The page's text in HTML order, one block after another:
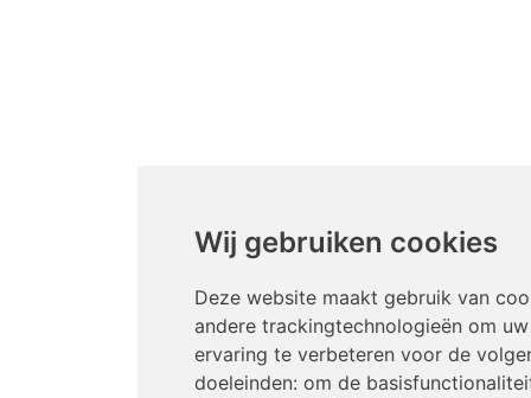
Wij gebruiken cookies
Deze website maakt gebruik van
andere trackingtechnologieën om
ervaring te verbeteren voor de
doeleinden: om de